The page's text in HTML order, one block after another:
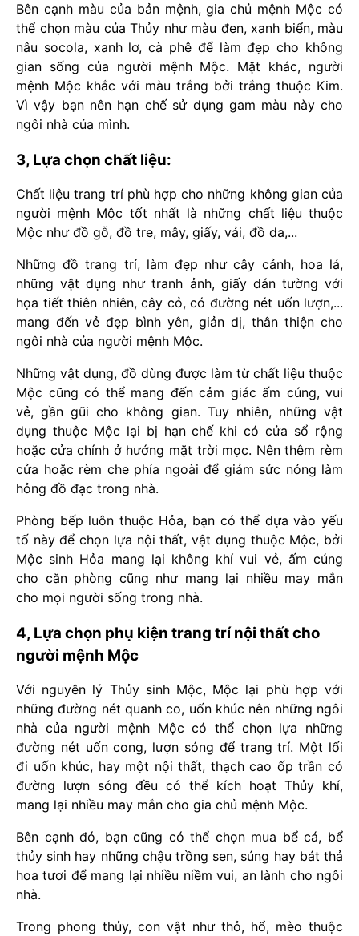
Bên cạnh màu của bản mệnh, gia chủ mệnh Mộc có
thể chọn màu của Thủy như màu đen, xanh biển, màu
nâu socola, xanh lơ, cà phê để làm đẹp cho không
gian sống của người mệnh Mộc. Mặt khác, người
mệnh Mộc khắc với màu trắng bởi trắng thuộc Kim.
Vì vậy bạn nên hạn chế sử dụng gam màu này cho
ngôi nhà của mình.
3, Lựa chọn chất liệu:
Chất liệu trang trí phù hợp cho những không gian của
người mệnh Mộc tốt nhất là những chất liệu thuộc
Mộc như đồ gỗ, đồ tre, mây, giấy, vải, đồ da,...
Những đồ trang trí, làm đẹp như cây cảnh, hoa lá,
những vật dụng như tranh ảnh, giấy dán tường với
họa tiết thiên nhiên, cây cỏ, có đường nét uốn lượn,...
mang đến vẻ đẹp bình yên, giản dị, thân thiện cho
ngôi nhà của người mệnh Mộc.
Những vật dụng, đồ dùng được làm từ chất liệu thuộc
Mộc cũng có thể mang đến cảm giác ấm cúng, vui
vẻ, gần gũi cho không gian. Tuy nhiên, những vật
dụng thuộc Mộc lại bị hạn chế khi có cửa sổ rộng
hoặc cửa chính ở hướng mặt trời mọc. Nên thêm rèm
cửa hoặc rèm che phía ngoài để giảm sức nóng làm
hỏng đồ đạc trong nhà.
Phòng bếp luôn thuộc Hỏa, bạn có thể dựa vào yếu
tố này để chọn lựa nội thất, vật dụng thuộc Mộc, bởi
Mộc sinh Hỏa mang lại không khí vui vẻ, ấm cúng
cho căn phòng cũng như mang lại nhiều may mắn
cho mọi người sống trong nhà.
4, Lựa chọn phụ kiện trang trí nội thất cho
người mệnh Mộc
Với nguyên lý Thủy sinh Mộc, Mộc lại phù hợp với
những đường nét quanh co, uốn khúc nên những ngôi
nhà của người mệnh Mộc có thể chọn lựa những
đường nét uốn cong, lượn sóng để trang trí. Một lối
đi uốn khúc, hay một nội thất, thạch cao ốp trần có
đường lượn sóng đều có thể kích hoạt Thủy khí,
mang lại nhiều may mắn cho gia chủ mệnh Mộc.
Bên cạnh đó, bạn cũng có thể chọn mua bể cá, bể
thủy sinh hay những chậu trồng sen, súng hay bát thả
hoa tươi để mang lại nhiều niềm vui, an lành cho ngôi
nhà.
Trong phong thủy, con vật như thỏ, hổ, mèo thuộc